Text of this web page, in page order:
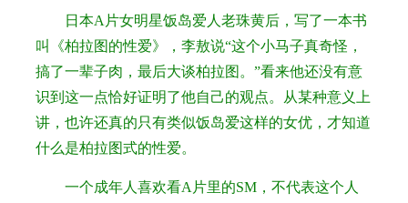
日本A片女明星饭岛爱人老珠黄后，写了一本书
叫《柏拉图的性爱》，李敖说“这个小马子真奇怪，
搞了一辈子肉，最后大谈柏拉图。”看来他还没有意
识到这一点恰好证明了他自己的观点。从某种意义上
讲，也许还真的只有类似饭岛爱这样的女优，才知道
什么是柏拉图式的性爱。
一个成年人喜欢看A片里的SM，不代表这个人